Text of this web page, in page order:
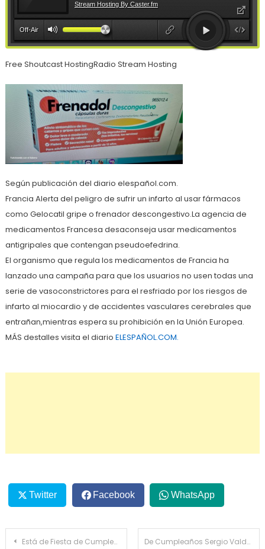
Free Shoutcast HostingRadio Stream Hosting
Según publicación del diario elespañol.com.
Francia Alerta del peligro de sufrir un infarto al usar fármacos
como Gelocatil gripe o frenador descongestivo.La agencia de
medicamentos Francesa desaconseja usar medicamentos
antigripales que contengan pseudoefedrina.
El organismo que regula los medicamentos de Francia ha
lanzado una campaña para que los usuarios no usen todas una
serie de vasoconstrictores para el resfriado por los riesgos de
infarto al miocardio y de accidentes vasculares cerebrales que
entrañan,mientras espera su prohibición en la Unión Europea.
MÁS destalles visita el diario ELESPAÑOL.COM.
Twitter Facebook WhatsApp
Navegación
Está de Fiesta de Cumpleaños en Madrid, España la niña Alanys Maria Gervacio Cespedes, hija de Merqui Gervacio y Dayme Cespedes De Cumpleaños Sergio Valdera Ramos en Madrid España